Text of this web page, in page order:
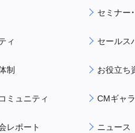
ィ
制
ミュニティ
レポート
セミナー
セールス
お役立ち
CMギャ
ニュース